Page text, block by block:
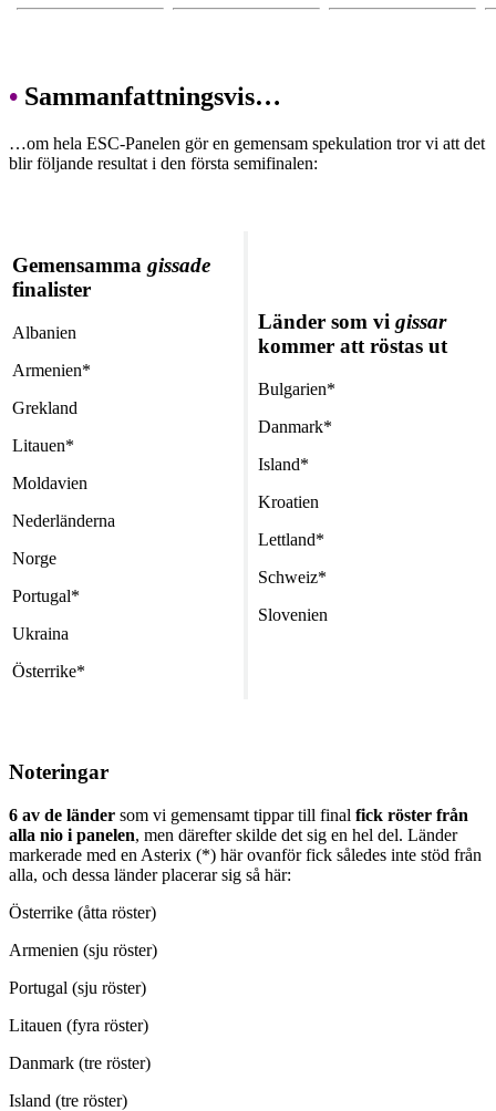
• Sammanfattningsvis…
…om hela ESC-Panelen gör en gemensam spekulation tror vi att det
blir följande resultat i den första semifinalen:
Gemensamma gissade
finalister
Albanien
Armenien*
Grekland
Litauen*
Moldavien
Nederländerna
Norge
Portugal*
Ukraina
Österrike*
Länder som vi gissar
kommer att röstas ut
Bulgarien*
Danmark*
Island*
Kroatien
Lettland*
Schweiz*
Slovenien
Noteringar
6 av de länder som vi gemensamt tippar till final fick röster från
alla nio i panelen, men därefter skilde det sig en hel del. Länder
markerade med en Asterix (*) här ovanför fick således inte stöd från
alla, och dessa länder placerar sig så här:
Österrike (åtta röster)
Armenien (sju röster)
Portugal (sju röster)
Litauen (fyra röster)
Danmark (tre röster)
Island (tre röster)